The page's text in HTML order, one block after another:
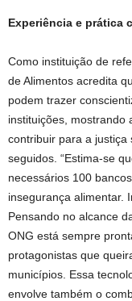
Experiência e prática
Como instituição de
de Alimentos acredita
podem trazer
instituições, mostrando
contribuir para a justiça
seguidos. “Estima-se
necessários 100
insegurança alimentar.
Pensando no alcance
ONG está sempre
protagonistas que
municípios. Essa
envolve também o